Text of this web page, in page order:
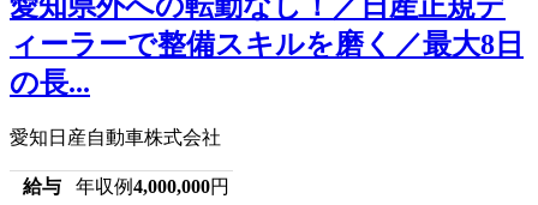
愛知県外への転勤なし！／日産正規デ
ィーラーで整備スキルを磨く／最大8日
の長...
愛知日産自動車株式会社
給与 年収例4,000,000円